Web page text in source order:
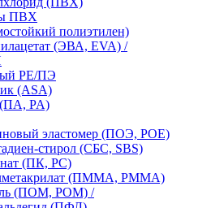
ПВХ
полиэтилен)
(ЭВА, EVA) /
PE/ПЭ
(ASA)
PA)
эластомер (ПОЭ, POE)
стирол (СБС, SBS)
(ПК, PC)
(ПММА, PMMA)
(ПОМ, POM) /